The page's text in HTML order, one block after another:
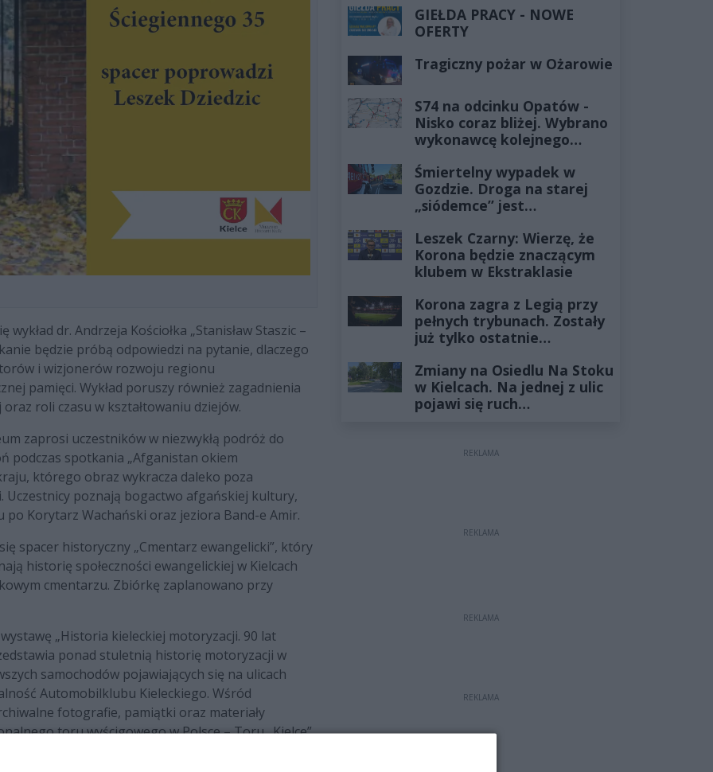
dr. Andrzeja Kościołka „Stanisław Staszic –
będzie próbą odpowiedzi na pytanie, dlaczego
i wizjonerów rozwoju regionu
pamięci. Wykład poruszy również zagadnienia
roli czasu w kształtowaniu dziejów.
zaprosi uczestników w niezwykłą podróż do
podczas spotkania „Afganistan okiem
którego obraz wykracza daleko poza
poznają bogactwo afgańskiej kultury,
Korytarz Wachański oraz jeziora Band-e Amir.
spacer historyczny „Cmentarz ewangelicki”, który
historię społeczności ewangelickiej w Kielcach
cmentarzu. Zbiórkę zaplanowano przy
„Historia kieleckiej motoryzacji. 90 lat
ponad stuletnią historię motoryzacji w
samochodów pojawiających się na ulicach
Automobilklubu Kieleckiego. Wśród
fotografie, pamiątki oraz materiały
toru wyścigowego w Polsce – Toru „Kielce”.
2026 roku.
GIEŁDA PRACY - NOWE
OFERTY
Tragiczny pożar w Ożarowie
S74 na odcinku Opatów -
Nisko coraz bliżej. Wybrano
wykonawcę kolejnego
Śmiertelny wypadek w
Gozdzie. Droga na starej
„siódemce” jest
Leszek Czarny: Wierzę, że
Korona będzie znaczącym
klubem w Ekstraklasie
Korona zagra z Legią przy
pełnych trybunach. Zostały
już tylko ostatnie
Zmiany na Osiedlu Na Stoku
w Kielcach. Na jednej z ulic
pojawi się ruch
REKLAMA
REKLAMA
REKLAMA
REKLAMA